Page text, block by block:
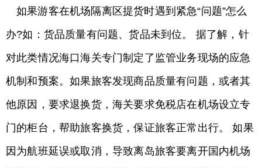
如果游客在机场隔离区提货时遇到紧急“问题”怎么
办?如：货品质量有问题、货品未到位。 据了解，针
对此类情况海口海关专门制定了监管业务现场的应急
机制和预案。如果旅客发现商品质量有问题，或者其
他原因，要求退换货，海关要求免税店在机场设立专
门的柜台，帮助旅客换货，保证旅客正常出行。 如果
因为航班延误或取消，导致离岛旅客要离开国内机场